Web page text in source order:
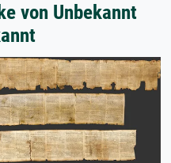
von Unbekannt